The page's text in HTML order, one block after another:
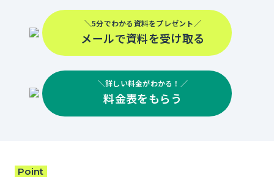
＼5分でわかる資料をプレゼント／
メールで資料を受け取る
＼詳しい料金がわかる！／
料金表をもらう
Point